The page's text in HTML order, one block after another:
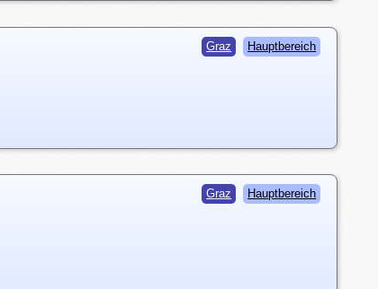
Graz Hauptbereich
Graz Hauptbereich